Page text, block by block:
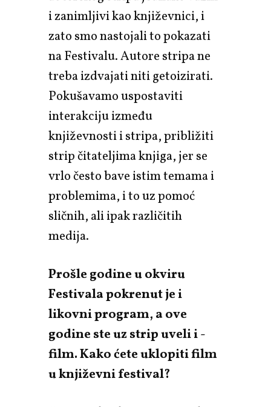
i zanimljivi kao književnici, i
zato smo nastojali to pokazati
na Festivalu. Autore stripa ne
treba izdvajati niti getoizirati.
Pokušavamo uspostaviti
interakciju između
književnosti i stripa, približiti
strip čitateljima knjiga, jer se
vrlo često bave istim temama i
problemima, i to uz pomoć
sličnih, ali ipak različitih
medija.
Prošle godine u okviru
Festivala pokrenut je i
likovni program, a ove
godine ste uz strip uveli i -
film. Kako ćete uklopiti film
u književni festival?